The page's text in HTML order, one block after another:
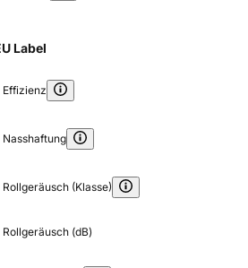
Label
Effizienz
Nasshaftung
Rollgeräusch (Klasse)
Rollgeräusch (dB)